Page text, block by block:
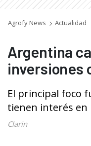
Agrofy News Actualidad
Argentina
inversiones
El principal foco
tienen interés en
Clarin